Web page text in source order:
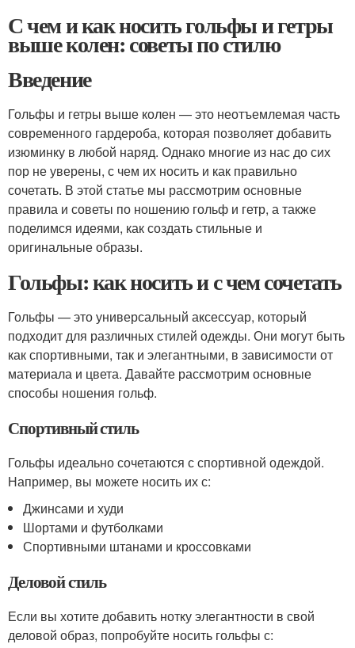
С чем и как носить гольфы и гетры
выше колен: советы по стилю
Введение
Гольфы и гетры выше колен — это неотъемлемая часть
современного гардероба, которая позволяет добавить
изюминку в любой наряд. Однако многие из нас до сих
пор не уверены, с чем их носить и как правильно
сочетать. В этой статье мы рассмотрим основные
правила и советы по ношению гольф и гетр, а также
поделимся идеями, как создать стильные и
оригинальные образы.
Гольфы: как носить и с чем сочетать
Гольфы — это универсальный аксессуар, который
подходит для различных стилей одежды. Они могут быть
как спортивными, так и элегантными, в зависимости от
материала и цвета. Давайте рассмотрим основные
способы ношения гольф.
Спортивный стиль
Гольфы идеально сочетаются с спортивной одеждой.
Например, вы можете носить их с:
Джинсами и худи
Шортами и футболками
Спортивными штанами и кроссовками
Деловой стиль
Если вы хотите добавить нотку элегантности в свой
деловой образ, попробуйте носить гольфы с: